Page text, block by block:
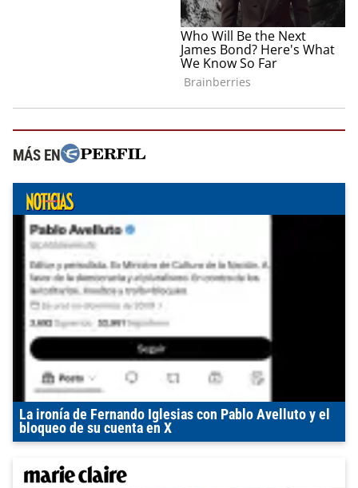
MÁS EN
La ironía de Fernando Iglesias con Pablo Avelluto y el
bloqueo de su cuenta en X